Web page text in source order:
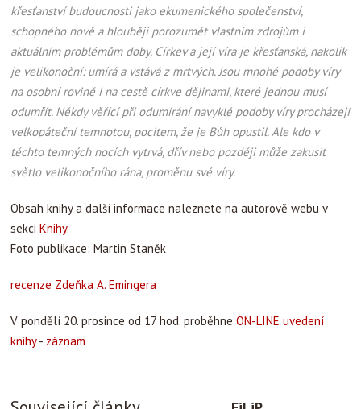
křesťanství budoucnosti jako ekumenického společenství,
schopného nově a hlouběji porozumět vlastním zdrojům i
aktuálním problémům doby. Církev a její víra je křesťanská, nakolik
je velikonoční: umírá a vstává z mrtvých. Jsou mnohé podoby víry
na osobní rovině i na cestě církve dějinami, které jednou musí
odumřít. Někdy věřící při odumírání navyklé podoby víry procházejí
velkopáteční temnotou, pocitem, že je Bůh opustil. Ale kdo v
těchto temných nocích vytrvá, dřív nebo později může zakusit
světlo velikonočního rána, proměnu své víry.
Obsah knihy a další informace naleznete na autorově webu v
sekci Knihy.
Foto publikace: Martin Staněk
recenze Zdeňka A. Emingera
V pondělí 20. prosince od 17 hod. proběhne ON-LINE uvedení
knihy- záznam